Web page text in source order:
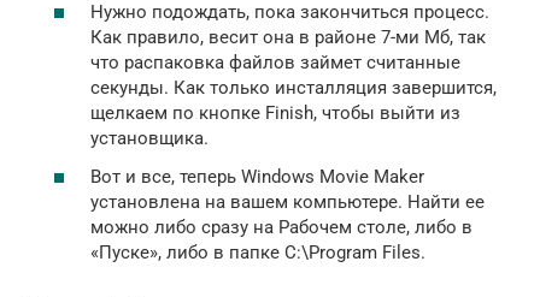
Нужно подождать, пока закончиться процесс.
Как правило, весит она в районе 7-ми Мб, так
что распаковка файлов займет считанные
секунды. Как только инсталляция завершится,
щелкаем по кнопке Finish, чтобы выйти из
установщика.
Вот и все, теперь Windows Movie Maker
установлена на вашем компьютере. Найти ее
можно либо сразу на Рабочем столе, либо в
«Пуске», либо в папке C:\Program Files.